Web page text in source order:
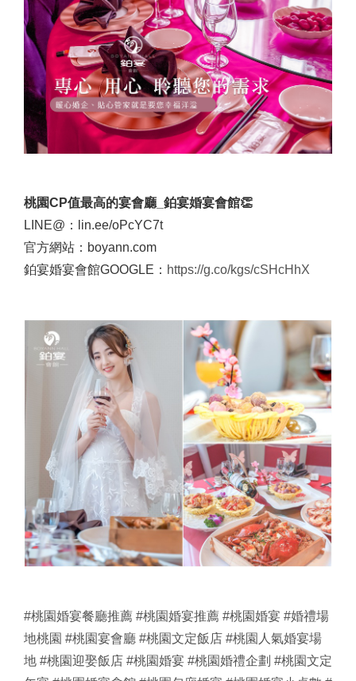
桃園CP值最高的宴會廳_鉑宴婚宴會館👏
LINE@：lin.ee/oPcYC7t
官方網站：boyann.com
鉑宴婚宴會館GOOGLE： https://g.co/kgs/cSHcHhX
#桃園婚宴餐廳推薦 #桃園婚宴推薦 #桃園婚宴 #婚禮場
地桃園 #桃園宴會廳 #桃園文定飯店 #桃園人氣婚宴場
地 #桃園迎娶飯店 #桃園婚宴 #桃園婚禮企劃 #桃園文定